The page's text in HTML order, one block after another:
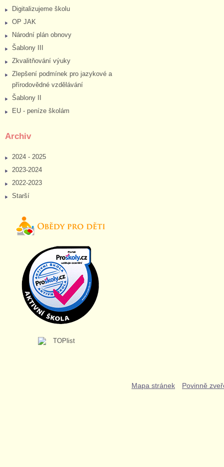
Digitalizujeme školu
OP JAK
Národní plán obnovy
Šablony III
Zkvalitňování výuky
Zlepšení podmínek pro jazykové a
přírodovědné vzdělávání
Šablony II
EU - peníze školám
Archiv
2024 - 2025
2023-2024
2022-2023
Starší
Mapa stránek Povinně